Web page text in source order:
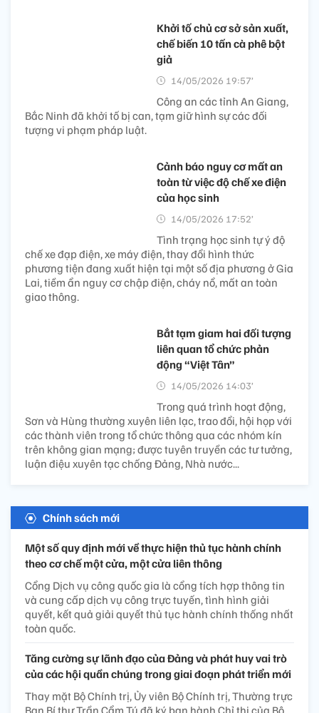
Khởi tố chủ cơ sở sản xuất,
chế biến 10 tấn cà phê bột
giả
14/05/2026 19:57’
Công an các tỉnh An Giang,
Bắc Ninh đã khởi tố bị can, tạm giữ hình sự các đối
tượng vi phạm pháp luật.
Cảnh báo nguy cơ mất an
toàn từ việc độ chế xe điện
của học sinh
14/05/2026 17:52’
Tình trạng học sinh tự ý độ
chế xe đạp điện, xe máy điện, thay đổi hình thức
phương tiện đang xuất hiện tại một số địa phương ở Gia
Lai, tiềm ẩn nguy cơ chập điện, cháy nổ, mất an toàn
giao thông.
Bắt tạm giam hai đối tượng
liên quan tổ chức phản
động “Việt Tân”
14/05/2026 14:03’
Trong quá trình hoạt động,
Sơn và Hùng thường xuyên liên lạc, trao đổi, hội họp với
các thành viên trong tổ chức thông qua các nhóm kín
trên không gian mạng; được tuyên truyền các tư tưởng,
luận điệu xuyên tạc chống Đảng, Nhà nước...
Chính sách mới
Một số quy định mới về thực hiện thủ tục hành chính
theo cơ chế một cửa, một cửa liên thông
Cổng Dịch vụ công quốc gia là cổng tích hợp thông tin
và cung cấp dịch vụ công trực tuyến, tình hình giải
quyết, kết quả giải quyết thủ tục hành chính thống nhất
toàn quốc.
Tăng cường sự lãnh đạo của Đảng và phát huy vai trò
của các hội quần chúng trong giai đoạn phát triển mới
Thay mặt Bộ Chính trị, Ủy viên Bộ Chính trị, Thường trực